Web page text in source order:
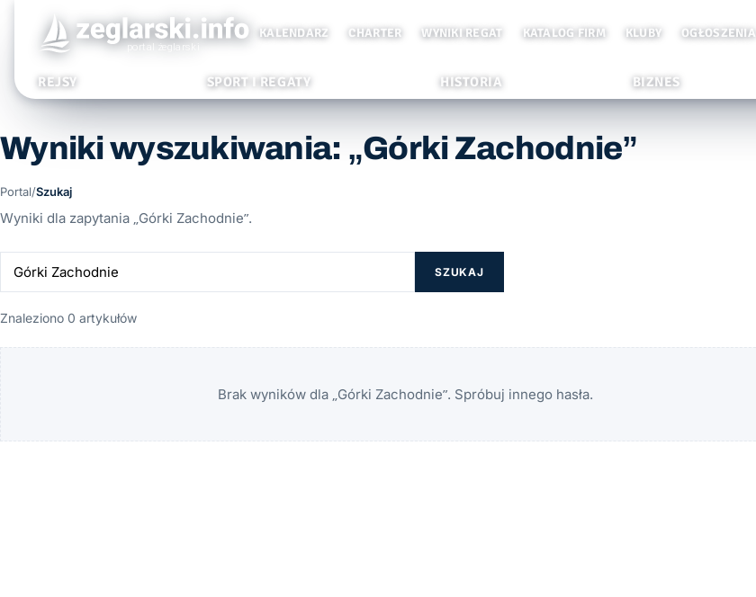
KALENDARZ CHARTER WYNIKI REGAT KATALOG FIRM KLUBY OGŁOSZENIA
REJSY SPORT I REGATY HISTORIA BIZNES
Wyniki wyszukiwania: „Górki Zachodnie”
Portal/Szukaj
Wyniki dla zapytania „Górki Zachodnie”.
SZUKAJ
Znaleziono 0 artykułów
Brak wyników dla „Górki Zachodnie”. Spróbuj innego hasła.